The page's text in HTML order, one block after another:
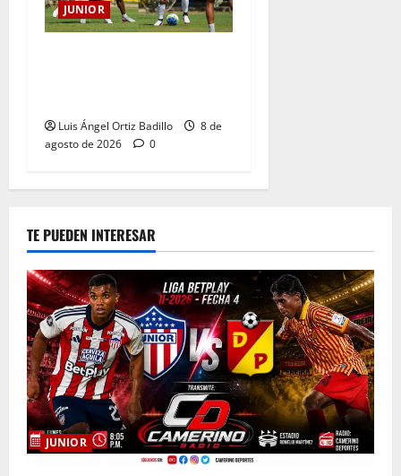
JUNIOR
Luis Ángel Ortiz Badillo
8 de
agosto de 2026
0
TE PUEDEN INTERESAR
JUNIOR